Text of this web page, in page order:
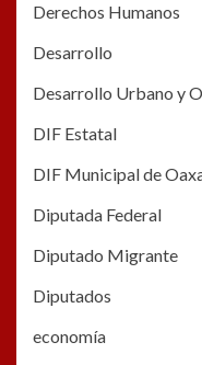
Derechos Humanos
Desarrollo
Desarrollo Urbano y
DIF Estatal
DIF Municipal de
Diputada Federal
Diputado Migrante
Diputados
economía